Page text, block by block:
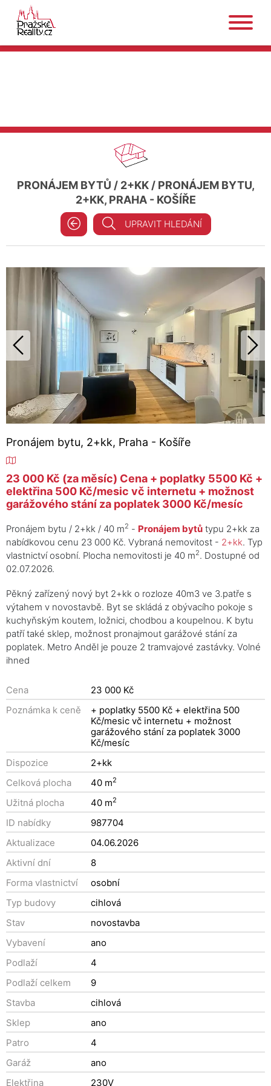
PRONÁJEM BYTŮ / 2+KK/ PRONÁJEM BYTU,
2+KK, PRAHA - KOŠÍŘE
UPRAVIT HLEDÁNÍ
Pronájem bytu, 2+kk, Praha - Košíře
23 000 Kč (za měsíc) Cena + poplatky 5500 Kč +
elektřina 500 Kč/mesic vč internetu + možnost
garážového stání za poplatek 3000 Kč/mesíc
Pronájem bytu / 2+kk / 40 m2 - Pronájem bytů typu 2+kk za
nabídkovou cenu 23 000 Kč. Vybraná nemovitost - 2+kk. Typ
vlastnictví osobní. Plocha nemovitosti je 40 m2. Dostupné od
02.07.2026.
Pěkný zařízený nový byt 2+kk o rozloze 40m3 ve 3.patře s
výtahem v novostavbě. Byt se skládá z obývacího pokoje s
kuchyňským koutem, ložnici, chodbou a koupelnou. K bytu
patří také sklep, možnost pronajmout garážové stání za
poplatek. Metro Anděl je pouze 2 tramvajové zastávky. Volné
ihned
Cena
23 000 Kč
Poznámka k ceně
+ poplatky 5500 Kč + elektřina 500
Kč/mesic vč internetu + možnost
garážového stání za poplatek 3000
Kč/mesíc
Dispozice
2+kk
Celková plocha
40 m2
Užitná plocha 40 m2
ID nabídky
987704
Aktualizace
04.06.2026
Aktivní dní
8
Forma vlastnictví
osobní
Typ budovy
cihlová
Stav
novostavba
Vybavení
ano
Podlaží
4
Podlaží celkem
9
Stavba
cihlová
Sklep
ano
Patro
4
Garáž
ano
Elektřina
230V